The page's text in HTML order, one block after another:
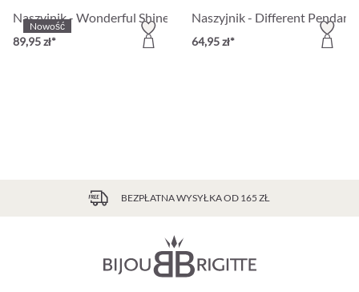
Nowość
Naszyjnik - Wonderful Shine
89,95 zł*
Naszyjnik - Different
64,95 zł*
BEZPŁATNA WYSYŁKA OD 165 ZŁ